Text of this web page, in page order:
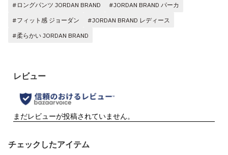
#ロングパンツ JORDAN BRAND
#JORDAN BRAND パーカ
#フィット感 ジョーダン
#JORDAN BRAND レディース
#柔らかい JORDAN BRAND
チェックしたアイテム